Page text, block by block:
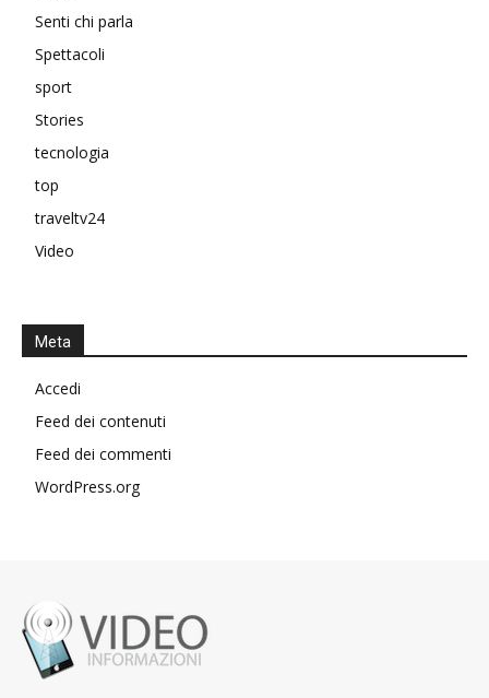
Senti chi parla
Spettacoli
sport
Stories
tecnologia
top
traveltv24
Video
Meta
Accedi
Feed dei contenuti
Feed dei commenti
WordPress.org